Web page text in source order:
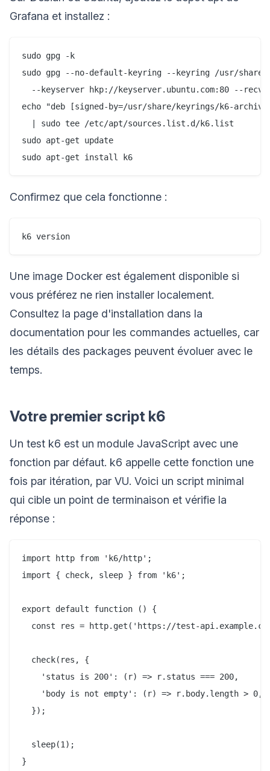
Grafana et installez :
sudo gpg -k
sudo gpg --no-default-keyring --keyring /usr/
--keyserver hkp://keyserver.ubuntu.com:80 --
echo "deb [signed-by=/usr/share/keyrings/k6-
  | sudo tee /etc/apt/sources.list.d/k6.list
sudo apt-get update
Confirmez que cela fonctionne :
Une image Docker est également disponible si
vous préférez ne rien installer localement.
Consultez la page d'installation dans la
documentation pour les commandes actuelles, car
les détails des packages peuvent évoluer avec le
temps.
Votre premier script k6
Un test k6 est un module JavaScript avec une
fonction par défaut. k6 appelle cette fonction une
fois par itération, par VU. Voici un script minimal
qui cible un point de terminaison et vérifie la
réponse :
import http from 'k6/http';
import { check, sleep } from 'k6';
export default function () {
const res = http.get('https://test-
  check(res, {
    'status is 200': (r) => r.status === 200,
    'body is not empty': (r) => r.body.length > 0,
  });
  sleep(1);